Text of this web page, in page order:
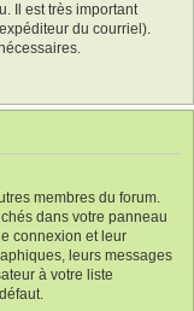
Il est très important
du courriel).
membres du forum.
dans votre panneau
connexion et leur
leurs messages
à votre liste